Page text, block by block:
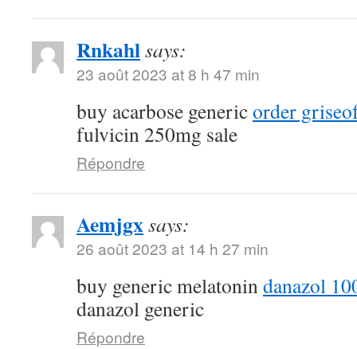
Rnkahlsays:
23 août 2023 at 8 h 47 min
buy acarbose genericorder
fulvicin 250mg sale
Répondre
Aemjgxsays:
26 août 2023 at 14 h 27 min
buy generic melatonindanazol
danazol generic
Répondre